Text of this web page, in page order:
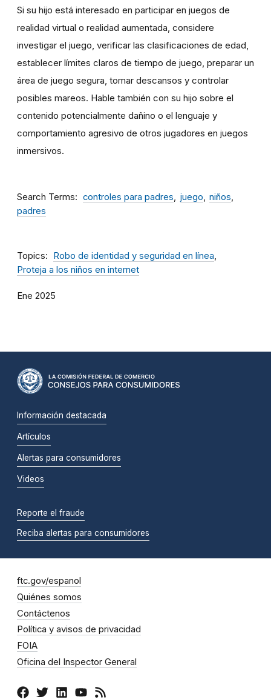
Si su hijo está interesado en participar en juegos de
realidad virtual o realidad aumentada, considere
investigar el juego, verificar las clasificaciones de edad,
establecer límites claros de tiempo de juego, preparar un
área de juego segura, tomar descansos y controlar
posibles mareos. Hable también con su hijo sobre el
contenido potencialmente dañino o el lenguaje y
comportamiento agresivo de otros jugadores en juegos
inmersivos.
Search Terms controles para padres juego
niños
padres
Topics
Robo de identidad y seguridad en línea
Proteja a los niños en internet
Ene 2025
Información destacada
Artículos
Alertas para consumidores
Videos
Reporte el fraude
Reciba alertas para consumidores
ftc.gov/espanol
Quiénes somos
Contáctenos
Política y avisos de privacidad
FOIA
Oficina del Inspector General